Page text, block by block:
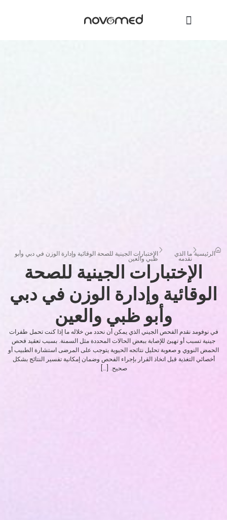
الرئيسية ما الذي
نقدمه
الإختبارات الجينية للصحة الوقائية وإدارة الوزن في دبي وأبو
ظبي والعين
الإختبارات الجينية للصحة
الوقائية وإدارة الوزن في دبي
وأبو ظبي والعين
في نوفومد نقدم الفحص الجيني الذي يمكن أن نحدد من خلاله ما إذا كنت تحمل طفرات
جينية تسبب أو تهيئ للإصابة ببعض الحالات المحددة مثل السمنة. بسبب تعقيد فحص
الحمض النووي و صعوبة تحليل نتائجه الحيوية يتوجب على المرضى استشارة الطبيب أو
أخصائي التغذية قبل اتخاذ القرار بإجراء الفحص وضمان إمكانية تفسير النتائج بشكل
صحيح. […]